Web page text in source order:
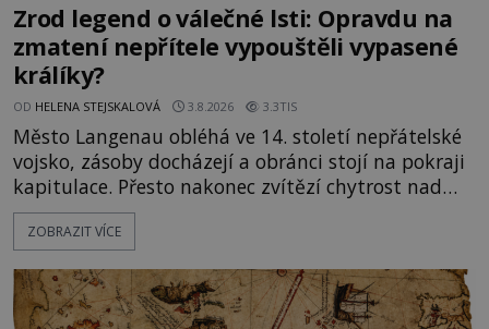
Zrod legend o válečné lsti: Opravdu na
zmatení nepřítele vypouštěli vypasené
králíky?
OD HELENA STEJSKALOVÁ 3.8.2026 3.3TIS
Město Langenau obléhá ve 14. století nepřátelské
vojsko, zásoby docházejí a obránci stojí na pokraji
kapitulace. Přesto nakonec zvítězí chytrost nad
hrubou silou. Podle staré německé legendy vypustí
obyvatelé za hradby dobře živeného králíka, aby
dost. Čas pracuje pro obléhatele. Ve městě ubývají
zásoby a každý den znamená další porci strádá
ZOBRAZIT VÍCE